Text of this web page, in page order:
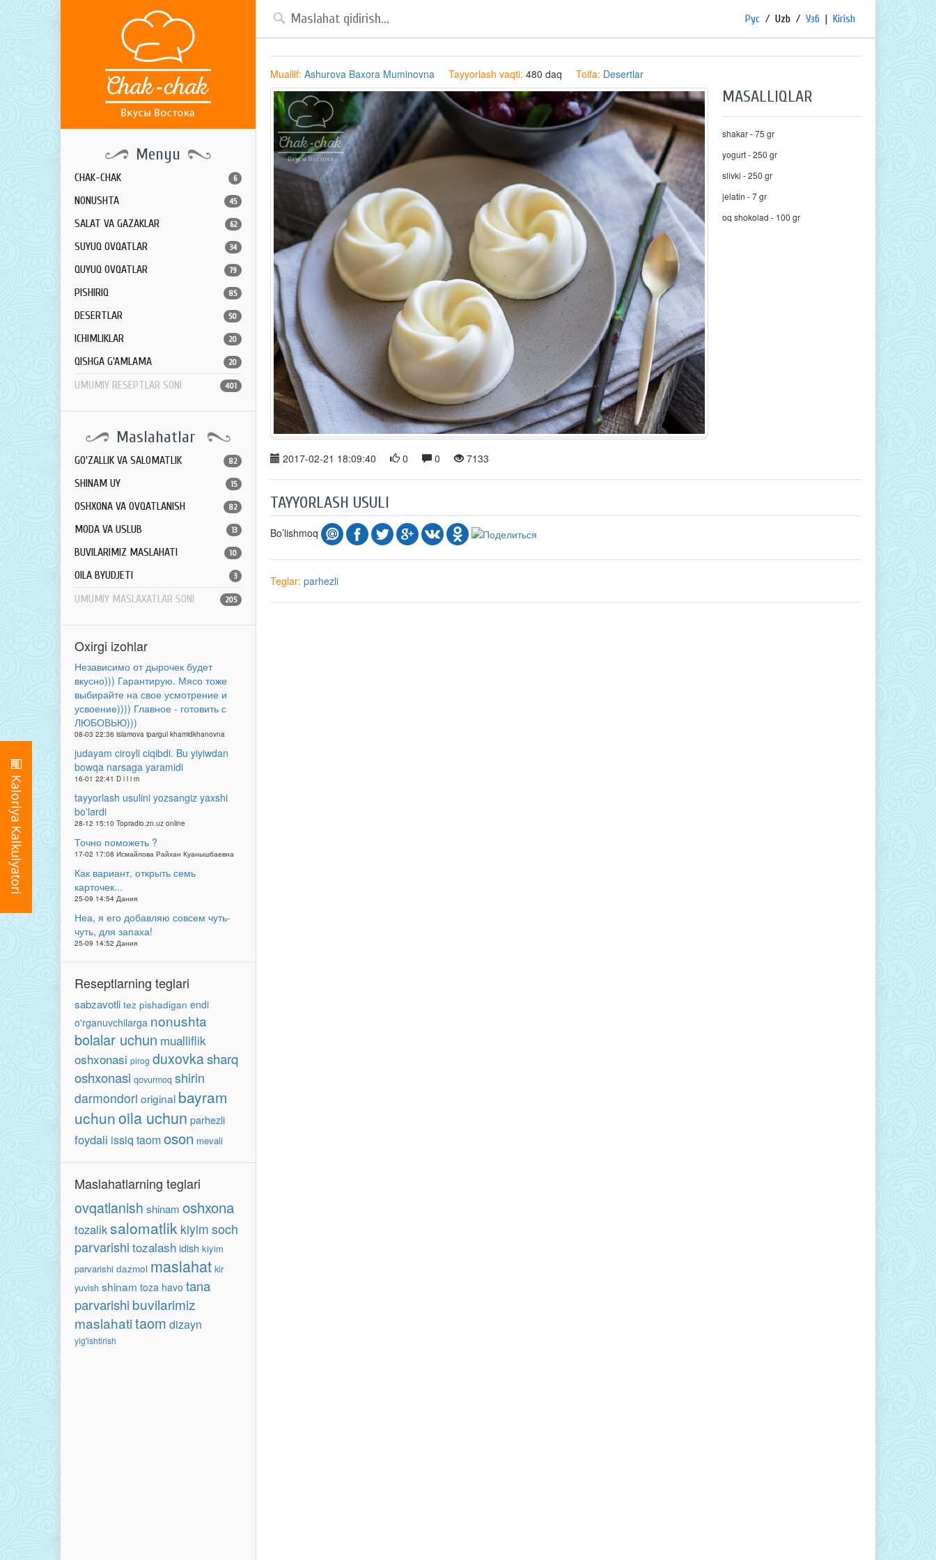
Menyu
CHAK-CHAK 6
NONUSHTA 45
SALAT VA GAZAKLAR 62
SUYUQ OVQATLAR 34
QUYUQ OVQATLAR 79
PISHIRIQ 85
DESERTLAR 50
ICHIMLIKLAR 20
QISHGA G'AMLAMA 20
UMUMIY RESEPTLAR SONI 401
Maslahatlar
GO'ZALLIK VA SALOMATLIK 82
SHINAM UY 15
OSHXONA VA OVQATLANISH 82
MODA VA USLUB 13
BUVILARIMIZ MASLAHATI 10
OILA BYUDJETI 3
UMUMIY MASLAXATLAR SONI 205
Oxirgi izohlar
Независимо от дырочек будет
вкусно))) Гарантирую. Мясо тоже
выбирайте на свое усмотрение и
усвоение)))) Главное - готовить с
ЛЮБОВЬЮ)))
08-03 22:36 islamova ipargul khamidkhanovna
judayam ciroyli ciqibdi. Bu yiyiwdan
bowqa narsaga yaramidi
16-01 22:41 D i l i m
tayyorlash usulini yozsangiz yaxshi
bo'lardi
28-12 15:10 Topradio.zn.uz online
Точно поможеть ?
17-02 17:08 Исмайлова Райхан Куанышбаевна
Как вариант, открыть семь
карточек...
25-09 14:54 Дания
Неа, я его добавляю совсем чуть-
чуть, для запаха!
25-09 14:52 Дания
Reseptlarning teglari
sabzavotli tez pishadigan endi
o'rganuvchilarga nonushta
bolalar uchun mualliflik
oshxonasi pirog duxovkasharq
oshxonasi qovurmoq shirin
darmondori original bayram
uchunoila uchun parhezli
foydali issiq taomoson mevali
Maslahatlarning teglari
ovqatlanish shinam oshxona
tozaliksalomatlik kiyim soch
parvarishi tozalashidish kiyim
parvarishi dazmol maslahat kir
yuvish shinam toza havo tana
parvarishi buvilarimiz
maslahatitaom dizayn
yig'ishtirish
Рус / Uzb / Узб | Kirish
Muallif: Ashurova Baxora Muminovna Tayyorlash vaqti: 480 daq Toifa: Desertlar
2017-02-21 18:09:40 0 0 7133
MASALLIQLAR
shakar - 75 gr
yogurt - 250 gr
slivki - 250 gr
jelatin - 7 gr
oq shokolad - 100 gr
TAYYORLASH USULI
Bo’lishmoq
Teglar: parhezli